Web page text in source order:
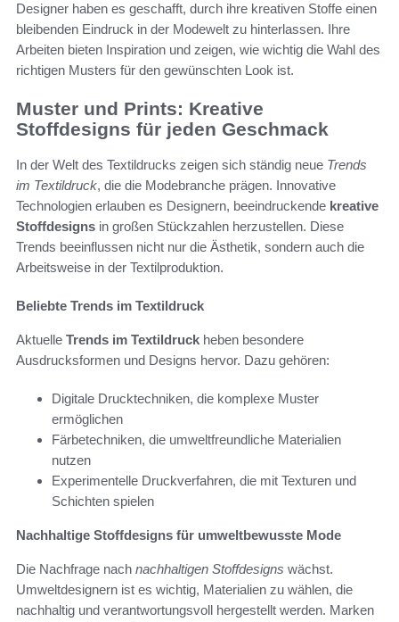
Designer haben es geschafft, durch ihre kreativen Stoffe einen
bleibenden Eindruck in der Modewelt zu hinterlassen. Ihre
Arbeiten bieten Inspiration und zeigen, wie wichtig die Wahl des
richtigen Musters für den gewünschten Look ist.
Muster und Prints: Kreative
Stoffdesigns für jeden Geschmack
In der Welt des Textildrucks zeigen sich ständig neue Trends
im Textildruck, die die Modebranche prägen. Innovative
Technologien erlauben es Designern, beeindruckende kreative
Stoffdesigns in großen Stückzahlen herzustellen. Diese
Trends beeinflussen nicht nur die Ästhetik, sondern auch die
Arbeitsweise in der Textilproduktion.
Beliebte Trends im Textildruck
Aktuelle Trends im Textildruck heben besondere
Ausdrucksformen und Designs hervor. Dazu gehören:
Digitale Drucktechniken, die komplexe Muster
ermöglichen
Färbetechniken, die umweltfreundliche Materialien
nutzen
Experimentelle Druckverfahren, die mit Texturen und
Schichten spielen
Nachhaltige Stoffdesigns für umweltbewusste Mode
Die Nachfrage nach nachhaltigen Stoffdesigns wächst.
Umweltdesignern ist es wichtig, Materialien zu wählen, die
nachhaltig und verantwortungsvoll hergestellt werden. Marken